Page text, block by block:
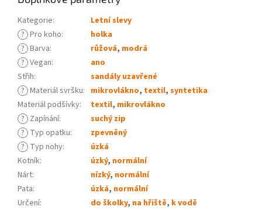
Kategorie:
Letní slevy
? Pro koho:
holka
? Barva: růžová, modrá
? Vegan:
ano
Střih:
sandály uzavřené
? Materiál svršku: mikrovlákno, textil, syntetika
Materiál podšívky: textil, mikrovlákno
? Zapínání:
suchý zip
? Typ opatku:
zpevněný
? Typ nohy:
úzká
Kotník: úzký, normální
Nárt: nízký, normální
Pata: úzká, normální
Určení: do školky, na hřiště, k vodě